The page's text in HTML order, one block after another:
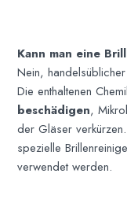
Kann man eine
Nein,
Die enthaltenen
beschädigen,
der Gläser
spezielle
verwendet werden.